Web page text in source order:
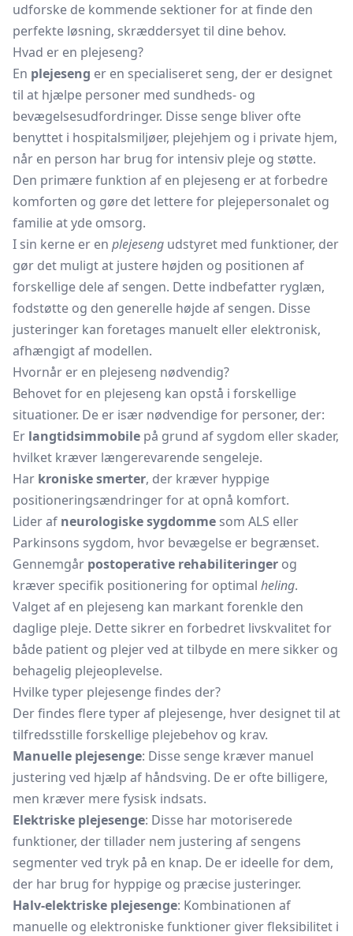
udforske de kommende sektioner for at finde den
perfekte løsning, skræddersyet til dine behov.
Hvad er en plejeseng?
En plejeseng er en specialiseret seng, der er designet
til at hjælpe personer med sundheds- og
bevægelsesudfordringer. Disse senge bliver ofte
benyttet i hospitalsmiljøer, plejehjem og i private hjem,
når en person har brug for intensiv pleje og støtte.
Den primære funktion af en plejeseng er at forbedre
komforten og gøre det lettere for plejepersonalet og
familie at yde omsorg.
I sin kerne er en plejeseng udstyret med funktioner, der
gør det muligt at justere højden og positionen af
forskellige dele af sengen. Dette indbefatter ryglæn,
fodstøtte og den generelle højde af sengen. Disse
justeringer kan foretages manuelt eller elektronisk,
afhængigt af modellen.
Hvornår er en plejeseng nødvendig?
Behovet for en plejeseng kan opstå i forskellige
situationer. De er især nødvendige for personer, der:
Er langtidsimmobile på grund af sygdom eller skader,
hvilket kræver længerevarende sengeleje.
Har kroniske smerter, der kræver hyppige
positioneringsændringer for at opnå komfort.
Lider af neurologiske sygdomme som ALS eller
Parkinsons sygdom, hvor bevægelse er begrænset.
Gennemgår postoperative rehabiliteringer og
kræver specifik positionering for optimal heling.
Valget af en plejeseng kan markant forenkle den
daglige pleje. Dette sikrer en forbedret livskvalitet for
både patient og plejer ved at tilbyde en mere sikker og
behagelig plejeoplevelse.
Hvilke typer plejesenge findes der?
Der findes flere typer af plejesenge, hver designet til at
tilfredsstille forskellige plejebehov og krav.
Manuelle plejesenge: Disse senge kræver manuel
justering ved hjælp af håndsving. De er ofte billigere,
men kræver mere fysisk indsats.
Elektriske plejesenge: Disse har motoriserede
funktioner, der tillader nem justering af sengens
segmenter ved tryk på en knap. De er ideelle for dem,
der har brug for hyppige og præcise justeringer.
Halv-elektriske plejesenge: Kombinationen af
manuelle og elektroniske funktioner giver fleksibilitet i